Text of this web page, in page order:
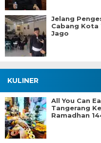
Jelang
Cabang Kota
Jago
KULINER
All You Can
Tangerang
Ramadhan